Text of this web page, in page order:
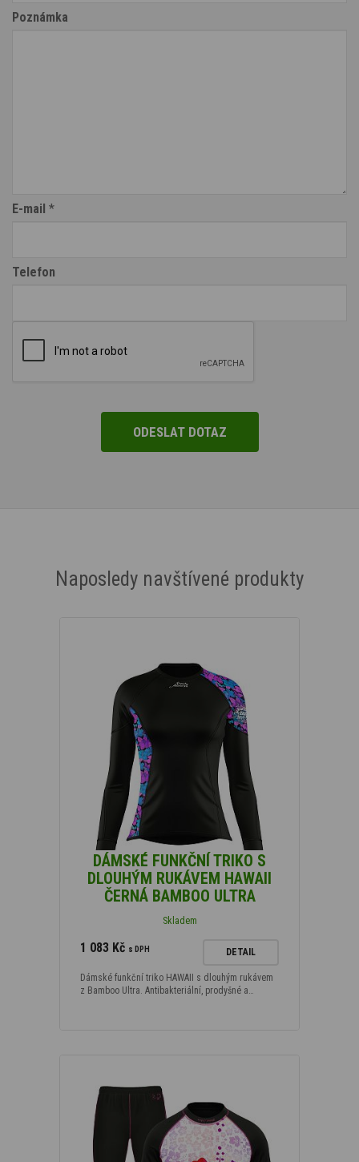
Poznámka
E-mail *
Telefon
Naposledy navštívené produkty
DÁMSKÉ FUNKČNÍ TRIKO S
DLOUHÝM RUKÁVEM HAWAII
ČERNÁ BAMBOO ULTRA
Skladem
1 083 Kč s DPH DETAIL
Dámské funkční triko HAWAII s dlouhým rukávem
z Bamboo Ultra. Antibakteriální, prodyšné a…